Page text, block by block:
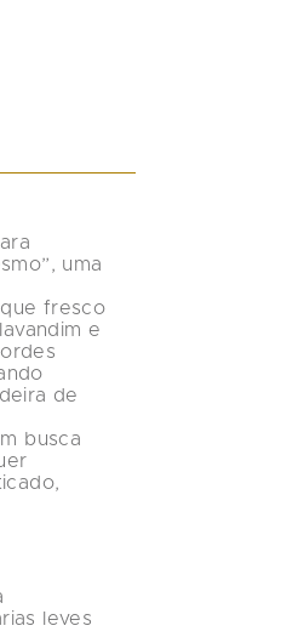
uma
fresco
lavandim e
de
busca
leves